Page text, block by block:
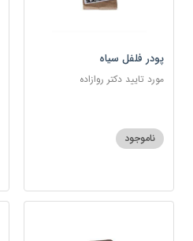
پودر فلفل سیاه
مورد تایید دکتر روازاده
ناموجود